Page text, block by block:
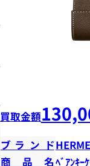
買取金額
ブランド
商品名ﾍﾞｱﾝｷｰ